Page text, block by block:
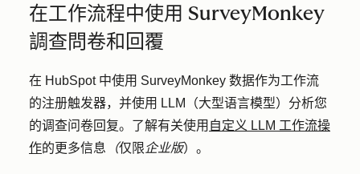
在工作流程中使用 SurveyMonkey
調查問卷和回覆
在 HubSpot 中使用 SurveyMonkey 数据作为工作流
的注册触发器，并使用 LLM（大型语言模型）分析您
的调查问卷回复。了解有关使用 自定义 LLM 工作流操
作的更多信息 （仅限企业版）。